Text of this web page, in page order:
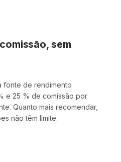
sem
fonte de rendimento
e 25 % de comissão por
Quanto mais recomendar,
não têm limite.